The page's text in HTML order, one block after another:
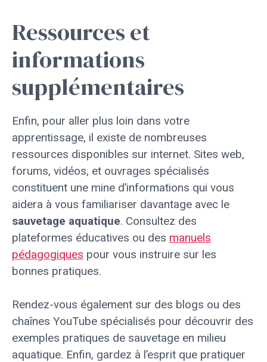
Ressources et
informations
supplémentaires
Enfin, pour aller plus loin dans votre
apprentissage, il existe de nombreuses
ressources disponibles sur internet. Sites web,
forums, vidéos, et ouvrages spécialisés
constituent une mine d’informations qui vous
aidera à vous familiariser davantage avec le
sauvetage aquatique. Consultez des
plateformes éducatives ou des manuels
pédagogiques pour vous instruire sur les
bonnes pratiques.
Rendez-vous également sur des blogs ou des
chaînes YouTube spécialisés pour découvrir des
exemples pratiques de sauvetage en milieu
aquatique. Enfin, gardez à l’esprit que pratiquer